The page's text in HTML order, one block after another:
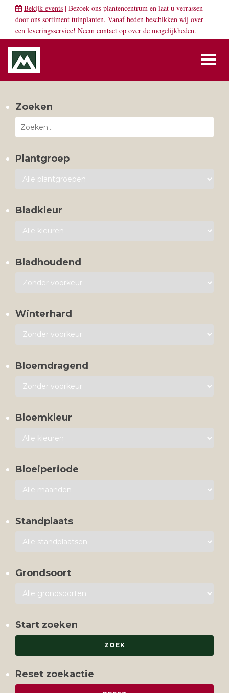
Bekijk events | Bezoek ons plantencentrum en laat u verrassen
door ons sortiment tuinplanten. Vanaf heden beschikken wij over
een leveringsservice! Neem contact op over de mogelijkheden.
Zoeken
Plantgroep
Bladkleur
Bladhoudend
Winterhard
Bloemdragend
Bloemkleur
Bloeiperiode
Standplaats
Grondsoort
Start zoeken
Reset zoekactie